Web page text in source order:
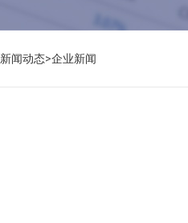
新闻动态>企业新闻